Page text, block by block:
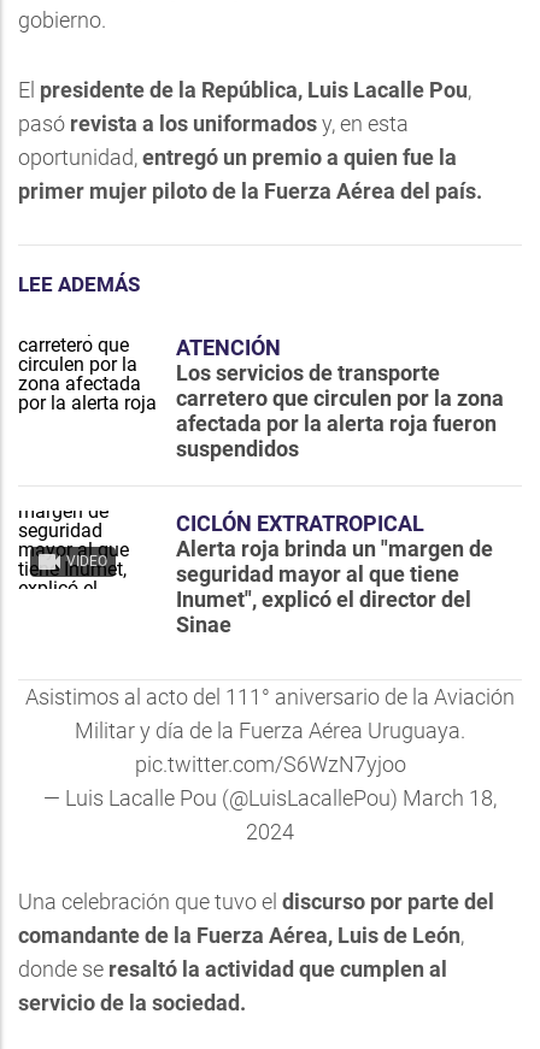
gobierno.
El presidente de la República, Luis Lacalle Pou,
pasó revista a los uniformadosy, en esta
oportunidad,entregó un premio a quien fue la
primer mujer piloto de la Fuerza Aérea del país.
LEE ADEMÁS
ATENCIÓN
Los servicios de transporte
carretero que circulen por la zona
afectada por la alerta roja fueron
suspendidos
VIDEO
CICLÓN EXTRATROPICAL
Alerta roja brinda un "margen de
seguridad mayor al que tiene
Inumet", explicó el director del
Sinae
Asistimos al acto del 111° aniversario de la Aviación
Militar y día de la Fuerza Aérea Uruguaya.
pic.twitter.com/S6WzN7yjoo
— Luis Lacalle Pou (@LuisLacallePou) March 18,
2024
Una celebración que tuvo el discurso por parte del
comandante de la Fuerza Aérea, Luis de León,
donde se resaltó la actividad que cumplen al
servicio de la sociedad.